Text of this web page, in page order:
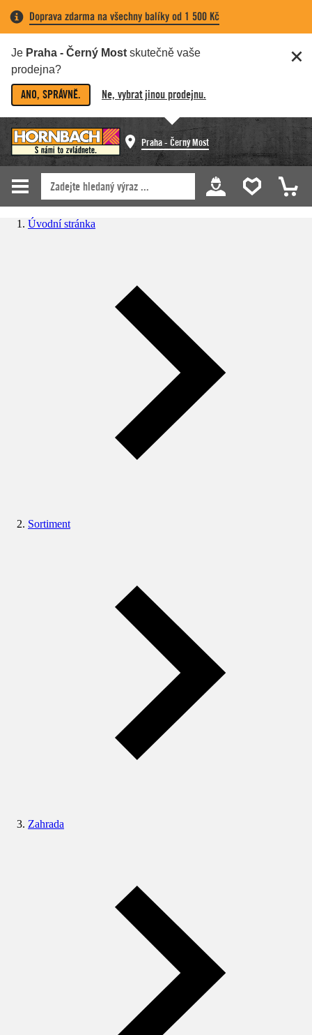
Doprava zdarma na všechny balíky od 1 500 Kč
Je Praha - Černý Most skutečně vaše
prodejna?
ANO, SPRÁVNĚ. Ne, vybrat jinou prodejnu.
Praha - Černý Most
Úvodní stránka
Sortiment
Zahrada